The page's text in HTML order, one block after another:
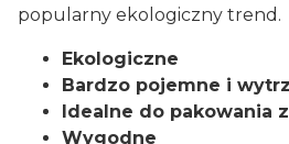
popularny ekologiczny trend.
Ekologiczne
Bardzo pojemne i
Idealne do pakowania
Wygodne